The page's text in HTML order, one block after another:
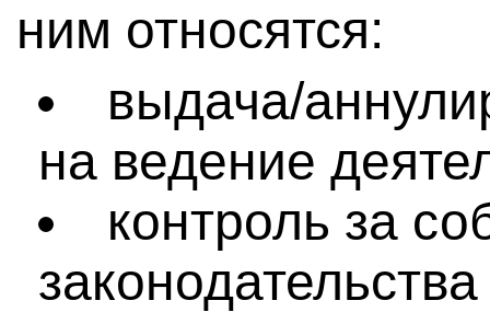
ним относятся:
выдача/
на ведение
контроль за